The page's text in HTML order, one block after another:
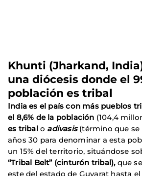
Khunti (Jharkand,
una diócesis donde el
población es tribal
India es el país con más pueblos
el 8,6% de la población (104,4
es tribal o adivasis(término que se
años 30 para denominar a esta
un 15% del territorio, situándose
“Tribal Belt” (cinturón tribal),que
este del estado de Guyarat hasta